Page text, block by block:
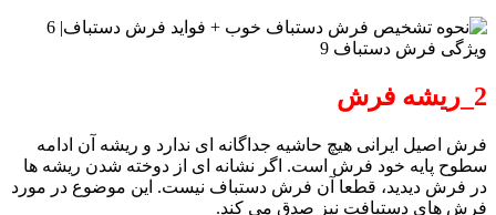
2_ریشه فرش
فرش اصیل ایرانی هیچ حاشیه جداگانه ای ندارد و ریشه آن ادامه
سطوح پایه خود فرش است. اگر نشانه ای از دوخته شدن ریشه ها
در فرش دیدید، قطعا آن فرش دستباف نیست. این موضوع در مورد
فرش های دستبافت نیز صدق می کند.